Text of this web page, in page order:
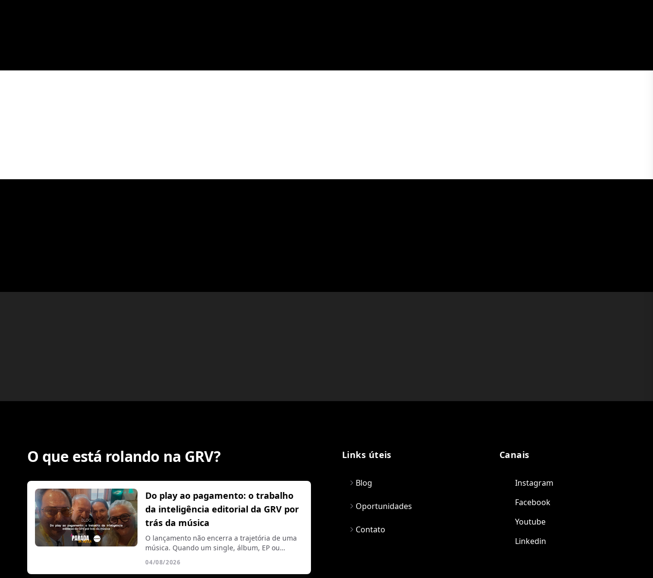
O que está rolando na GRV?
Do play ao pagamento: o trabalho
da inteligência editorial da GRV por
trás da música
O lançamento não encerra a trajetória de uma
música. Quando um single, álbum, EP ou…
04/08/2026
Links úteis
Blog
Oportunidades
Contato
Canais
Instagram
Facebook
Youtube
Linkedin